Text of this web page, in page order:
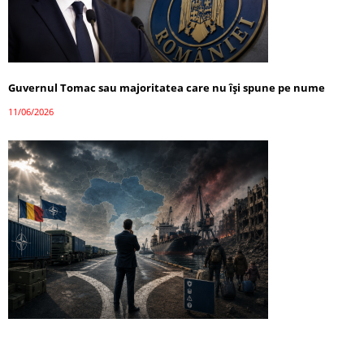
Guvernul Tomac sau majoritatea care nu își spune pe nume
11/06/2026